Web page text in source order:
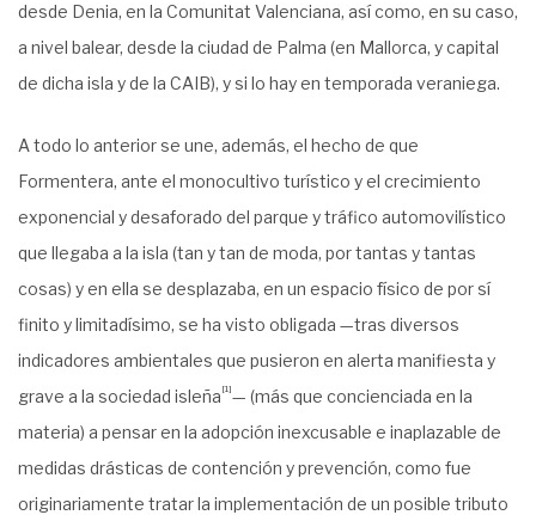
desde Denia, en la Comunitat Valenciana, así como, en su caso,
a nivel balear, desde la ciudad de Palma (en Mallorca, y capital
de dicha isla y de la CAIB), y si lo hay en temporada veraniega.
A todo lo anterior se une, además, el hecho de que
Formentera, ante el monocultivo turístico y el crecimiento
exponencial y desaforado del parque y tráfico automovilístico
que llegaba a la isla (tan y tan de moda, por tantas y tantas
cosas) y en ella se desplazaba, en un espacio físico de por sí
finito y limitadísimo, se ha visto obligada —tras diversos
indicadores ambientales que pusieron en alerta manifiesta y
grave a la sociedad isleña [1]— (más que concienciada en la
materia) a pensar en la adopción inexcusable e inaplazable de
medidas drásticas de contención y prevención, como fue
originariamente tratar la implementación de un posible tributo